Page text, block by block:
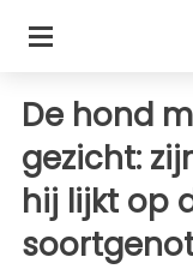
De hond
gezicht:
hij lijkt op